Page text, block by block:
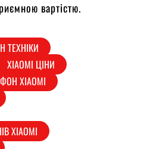
вартістю.
ТЕХНІКИ
XIAOMI ЦІНИ
XIAOMI
XIAOMI